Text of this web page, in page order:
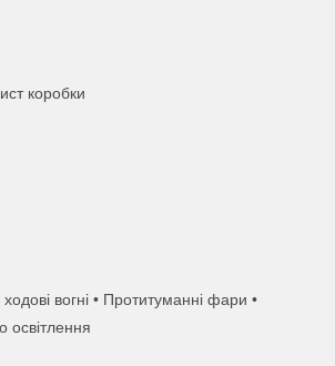
коробки
ходові вогні • Протитуманні фари •
освітлення